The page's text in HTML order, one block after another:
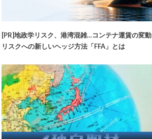
[PR]地政学リスク、港湾混雑…コンテナ運賃の変動
リスクへの新しいヘッジ方法「FFA」とは